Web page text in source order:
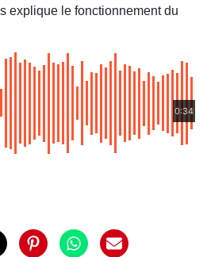
explique le fonctionnement du
0:34